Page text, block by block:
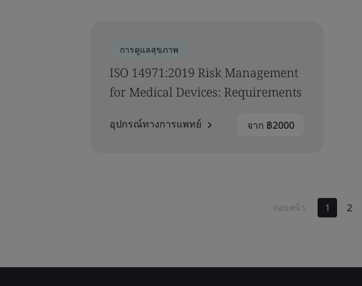
การดูแลสุขภาพ
ISO 14971:2019 Risk Management
for Medical Devices: Requirements
อุปกรณ์ทางการแพทย์ จาก ฿2000
ก่อนหน้า 1 2